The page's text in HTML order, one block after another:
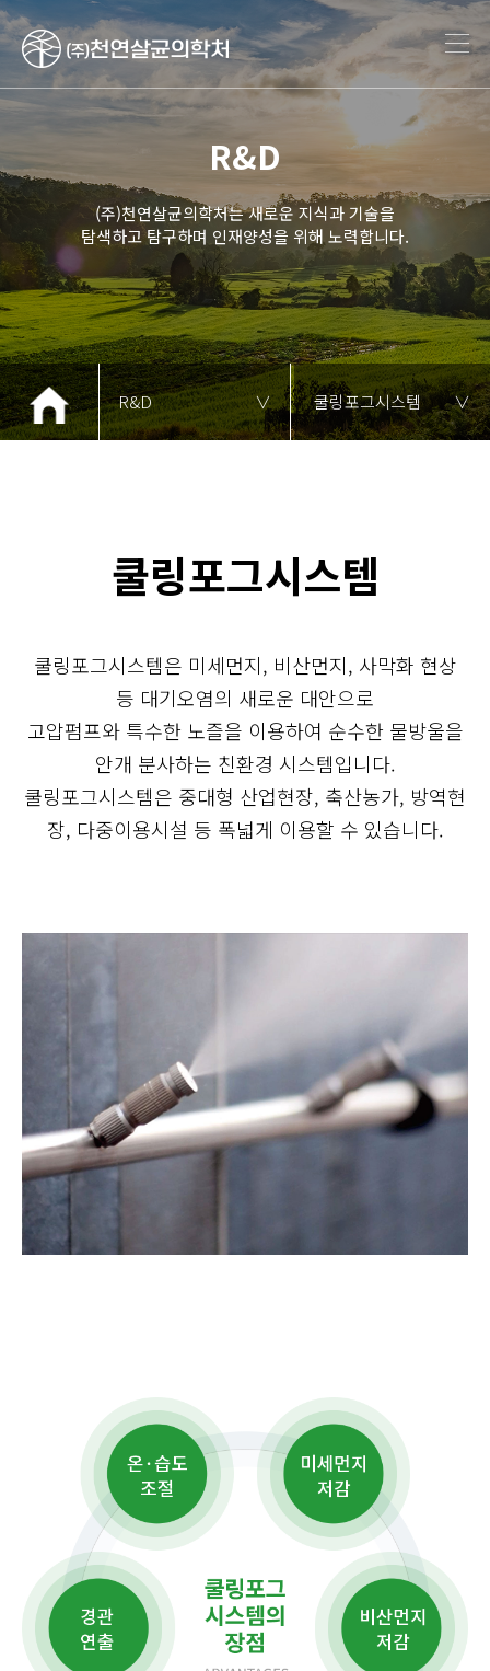
R&D
(주)천연살균의학처는 새로운 지식과 기술을
탐색하고 탐구하며 인재양성을 위해 노력합니다.
R&D ∨ 쿨링포그시스템 ∨
쿨링포그시스템
쿨링포그시스템은 미세먼지, 비산먼지, 사막화 현상
등 대기오염의 새로운 대안으로
고압펌프와 특수한 노즐을 이용하여 순수한 물방울을
안개 분사하는 친환경 시스템입니다.
쿨링포그시스템은 중대형 산업현장, 축산농가, 방역현
장, 다중이용시설 등 폭넓게 이용할 수 있습니다.